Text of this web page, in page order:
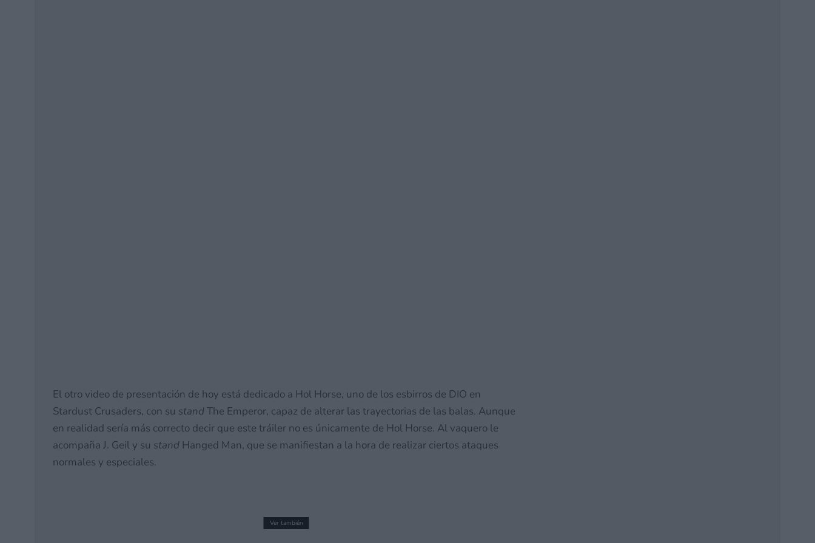
El otro video de presentación de hoy está dedicado a Hol Horse, uno de los esbirros de DIO en
Stardust Crusaders, con su standThe Emperor, capaz de alterar las trayectorias de las balas. Aunque
en realidad sería más correcto decir que este tráiler no es únicamente de Hol Horse. Al vaquero le
acompaña J. Geil y su stand Hanged Man, que se manifiestan a la hora de realizar ciertos ataques
normales y especiales.
Ver también